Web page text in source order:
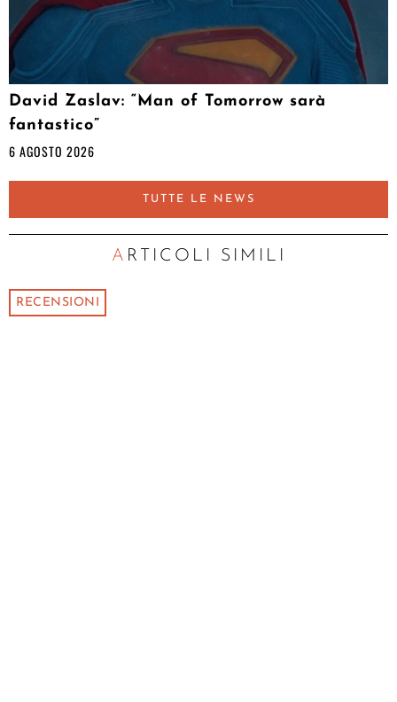
David Zaslav: “Man of Tomorrow sarà
fantastico”
6 AGOSTO 2026
TUTTE LE NEWS
ARTICOLI SIMILI
RECENSIONI